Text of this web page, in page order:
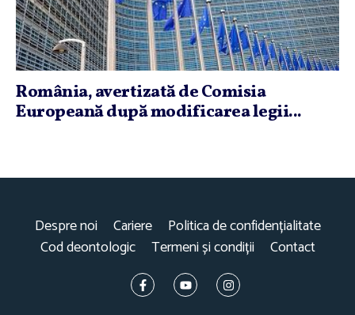
România, avertizată de Comisia
Europeană după modificarea legii...
Despre noi Cariere
Politica de confidențialitate
Cod deontologic
Termeni și condiții Contact